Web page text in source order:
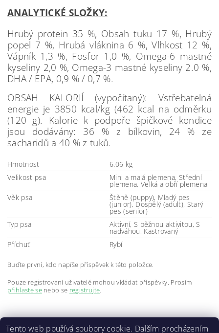
ANALYTICKÉ SLOŽKY:
Hrubý protein 35 %, Obsah tuku 17 %, Hrubý
popel 7 %, Hrubá vláknina 6 %, Vlhkost 12 %,
Vápník 1,3 %, Fosfor 1,0 %, Omega-6 mastné
kyseliny 2,0 %, Omega-3 mastné kyseliny 2.0 %,
DHA / EPA, 0,9 % / 0,7 %.
OBSAH KALORIÍ (vypočítaný): Vstřebatelná
energie je 3850 kcal/kg (462 kcal na odměrku
(120 g). Kalorie k podpoře špičkové kondice
jsou dodávány: 36 % z bílkovin, 24 % ze
sacharidů a 40 % z tuků.
Hmotnost
6.06 kg
Velikost psa
Mini a malá plemena, Střední
plemena, Velká a obří plemena
Věk psa
Štěně (puppy), Mladý pes
(junior), Dospělý (adult), Starý
pes (senior)
Typ psa
Aktivní, S běžnou aktivitou, S
nadváhou, Kastrovaný
Příchuť
Rybí
Buďte první, kdo napíše příspěvek k této položce.
Pouze registrovaní uživatelé mohou vkládat příspěvky. Prosím
přihlaste senebo se registrujte.
Tento web používá soubory cookie. Dalším procházením